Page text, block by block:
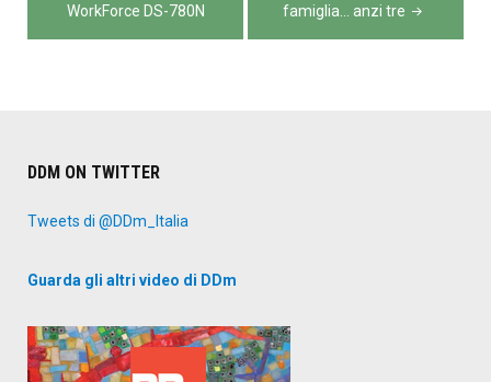
articoli
WorkForce DS-780N
famiglia… anzi tre
DDM ON TWITTER
Tweets di @DDm_Italia
Guarda gli altri video di DDm